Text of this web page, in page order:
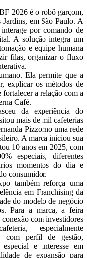
2026 é o robô garçom,
em São Paulo. A
por comando de
A solução integra um
e equipe humana
filas, organizar o fluxo
Ela permite que a
explicar os métodos de
a relação com a
Café.
da experiência do
mais de mil cafeterias
Pizzorno uma rede
A marca iniciou sua
10 anos em 2025, com
especiais, diferentes
momentos do dia e
consumidor.
também reforça uma
em Franchising da
do modelo de negócio
Para a marca, a feira
com investidores
especialmente
com perfil de gestão,
e interesse em
de expansão para